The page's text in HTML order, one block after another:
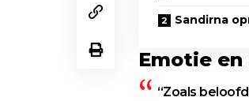
Sandirna
Emotie
“Zoals